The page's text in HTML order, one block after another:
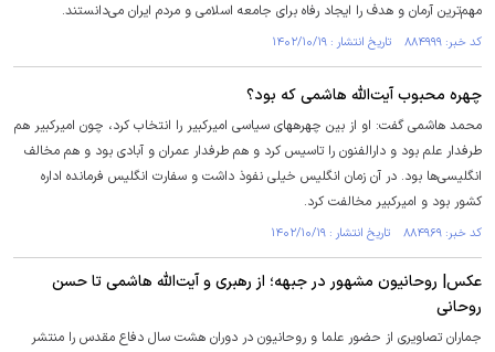
مهم‌ترین آرمان و هدف را ایجاد رفاه برای جامعه اسلامی و مردم ایران می‌دانستند.
کد خبر: ۸۸۴۹۹۹ تاریخ انتشار : ۱۴۰۲/۱۰/۱۹
چهره محبوب آیت‌الله هاشمی که بود؟
محمد هاشمی گفت: او از بین چهره‎های سیاسی امیرکبیر را انتخاب کرد، چون امیرکبیر هم
طرفدار علم بود و دارالفنون را تاسیس کرد و هم طرفدار عمران و آبادی بود و هم مخالف
انگلیسی‌ها بود. در آن زمان انگلیس خیلی نفوذ داشت و سفارت انگلیس فرمانده اداره
کشور بود و امیرکبیر مخالفت کرد.
کد خبر: ۸۸۴۹۶۹ تاریخ انتشار : ۱۴۰۲/۱۰/۱۹
عکس| روحانیون مشهور در جبهه؛ از رهبری و آیت‌الله هاشمی تا حسن
روحانی
جماران تصاویری از حضور علما و روحانیون در دوران هشت سال دفاع مقدس را منتشر